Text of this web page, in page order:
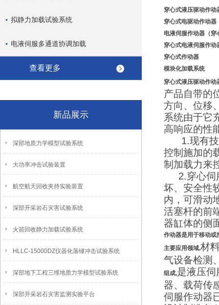
拟静力加载试验系统
电液伺服多通道协调加载
查看更多
新品展示
深部地质力学模型试验系统
大功率冲击试验装置
航空航天回收夹持实验装置
深部开采岩石灾害试验系统
火箭回收静力加载试验系统
HLLC-15000DZ仪器化落锤冲击试验系统
深部地下工程三维地质力学模型试验系统
深部开采岩石灾害监测实验平台
穿心式液压驱动作动
穿心式电驱动作动器
电液伺服作动器（穿
穿心式电液伺服作动
穿心式作动器
模块化加载系统
穿心式液压驱动作动
产品自带的
方向、位移
系统由于它
高响应的性
1.现有技
控制施加的
制加载力来
2.穿心伺
坏、安全性
内，可滑动
活塞杆的前
器缸体的侧
作动器是用于移动或
主要应用领域,材
气设备检测
组成,是液压
器、载荷传
伺服作动器